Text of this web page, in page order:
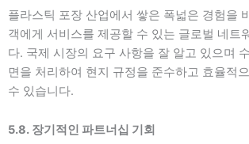
플라스틱 포장 산업에서 쌓은 폭넓은 경험을
객에게 서비스를 제공할 수 있는 글로벌 네트
다. 국제 시장의 요구 사항을 잘 알고 있으며
면을 처리하여 현지 규정을 준수하고 효율적
수 있습니다.
5.8. 장기적인 파트너십 기회